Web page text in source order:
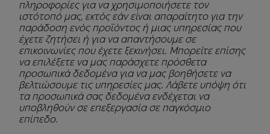
πληροφορίες για να χρησιμοποιήσετε τον
ιστότοπό μας, εκτός εάν είναι απαραίτητο για την
παράδοση ενός προϊόντος ή μιας υπηρεσίας που
έχετε ζητήσει ή για να απαντήσουμε σε
επικοινωνίες που έχετε ξεκινήσει. Μπορείτε επίσης
να επιλέξετε να μας παράσχετε πρόσθετα
προσωπικά δεδομένα για να μας βοηθήσετε να
βελτιώσουμε τις υπηρεσίες μας. Λάβετε υπόψη ότι
τα προσωπικά σας δεδομένα ενδέχεται να
υποβληθούν σε επεξεργασία σε παγκόσμιο
επίπεδο.